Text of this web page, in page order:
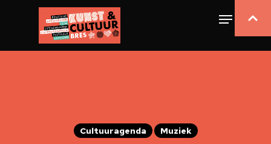
Cultuuragenda Muziek